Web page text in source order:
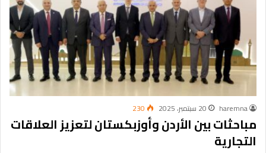
haremna 20 سبتمبر، 2025 230
مباحثات بين الأردن وأوزبكستان لتعزيز العلاقات
التجارية